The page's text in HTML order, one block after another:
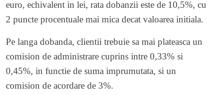
euro, echivalent in lei, rata dobanzii este de 10,5%, cu
2 puncte procentuale mai mica decat valoarea initiala.
Pe langa dobanda, clientii trebuie sa mai plateasca un
comision de administrare cuprins intre 0,33% si
0,45%, in functie de suma imprumutata, si un
comision de acordare de 3%.